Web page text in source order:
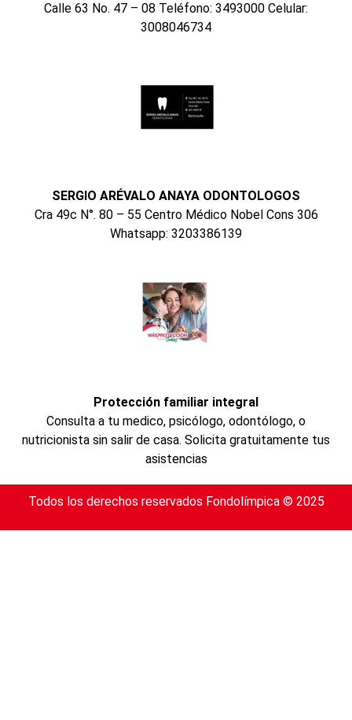
Calle 63 No. 47 – 08 Teléfono: 3493000 Celular:
3008046734
SERGIO ARÉVALO ANAYA ODONTOLOGOS
Cra 49c N°. 80 – 55 Centro Médico Nobel Cons 306
Whatsapp: 3203386139
Protección familiar integral
Consulta a tu medico, psicólogo, odontólogo, o
nutricionista sin salir de casa. Solicita gratuitamente tus
asistencias
Todos los derechos reservados Fondolímpica © 2025